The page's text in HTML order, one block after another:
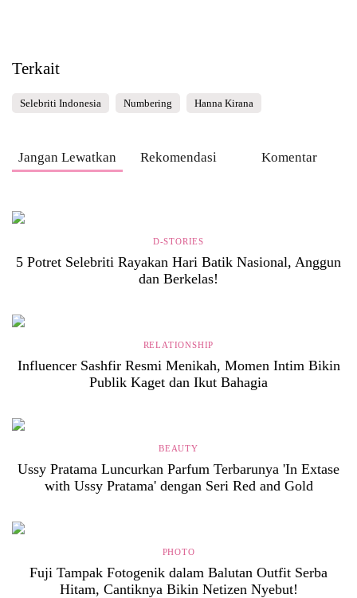
Terkait
Selebriti Indonesia Numbering Hanna Kirana
Jangan Lewatkan Rekomendasi Komentar
D-STORIES
5 Potret Selebriti Rayakan Hari Batik Nasional, Anggun
dan Berkelas!
RELATIONSHIP
Influencer Sashfir Resmi Menikah, Momen Intim Bikin
Publik Kaget dan Ikut Bahagia
BEAUTY
Ussy Pratama Luncurkan Parfum Terbarunya 'In Extase
with Ussy Pratama' dengan Seri Red and Gold
PHOTO
Fuji Tampak Fotogenik dalam Balutan Outfit Serba
Hitam, Cantiknya Bikin Netizen Nyebut!